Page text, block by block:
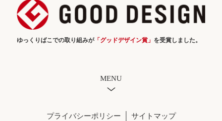
ゆっくりばこでの取り組みが「グッドデザイン賞」 を受賞しました。
MENU
プライバシーポリシー サイトマップ